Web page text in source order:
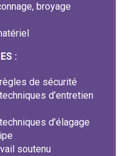
broyage
:
de sécurité
d’entretien
d’élagage
soutenu